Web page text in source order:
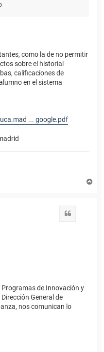
como la de no permitir
sobre el historial
calificaciones de
en el sistema
... google.pdf
Programas de Innovación y
General de
nos comunican lo